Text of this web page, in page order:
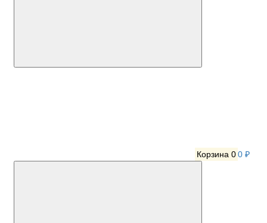
Корзина 00 ₽